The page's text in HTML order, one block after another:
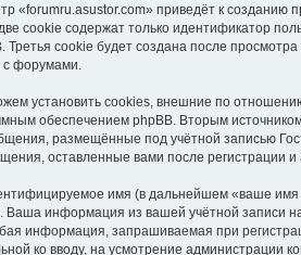
приведёт к
cookie содержат только идентификатор
cookie будет создана после
форумами.
установить cookies, внешние по
обеспечением phpBB. Вторым
размещённые под учётной записью
оставленные вами после регистрации
имя (в дальнейшем «ваше
информация из вашей учётной записи
информация, запрашиваемая при
ко вводу, на усмотрение администрации